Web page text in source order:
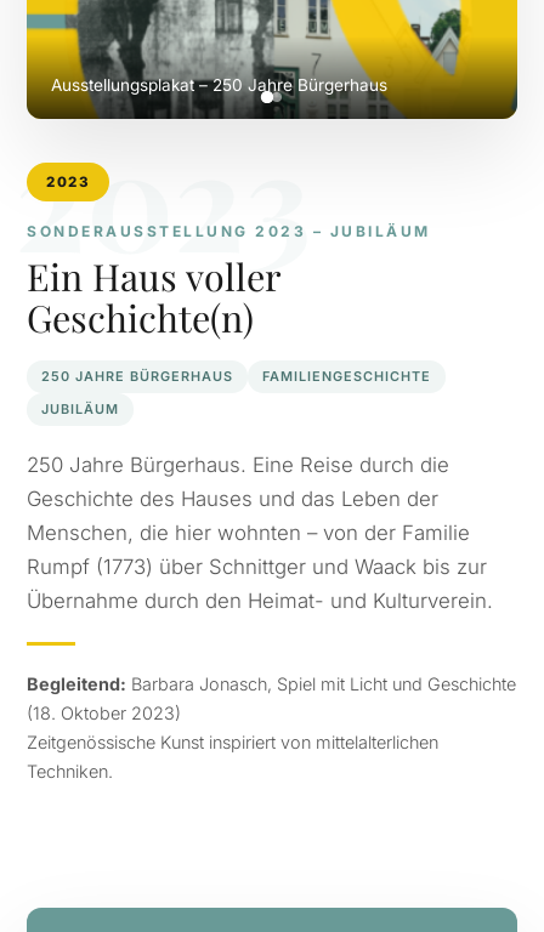
2023
2023
SONDERAUSSTELLUNG 2023 – JUBILÄUM
Ein Haus voller
Geschichte(n)
250 JAHRE BÜRGERHAUS
FAMILIENGESCHICHTE
JUBILÄUM
250 Jahre Bürgerhaus. Eine Reise durch die
Geschichte des Hauses und das Leben der
Menschen, die hier wohnten – von der Familie
Rumpf (1773) über Schnittger und Waack bis zur
Übernahme durch den Heimat- und Kulturverein.
Begleitend: Barbara Jonasch, Spiel mit Licht und Geschichte
(18. Oktober 2023)
Zeitgenössische Kunst inspiriert von mittelalterlichen
Techniken.
Ausstellungsplakat – 250 Jahre Bürgerhaus